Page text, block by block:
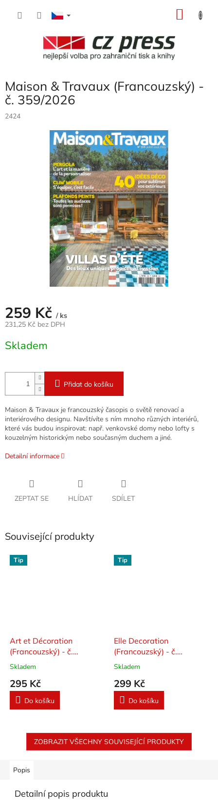
Maison & Travaux (Francouzský) -
č. 359/2026
2424
259 Kč / ks
231,25 Kč bez DPH
cena:
Skladem
Přidat do košíku
Maison & Travaux je francouzský časopis o světě renovací a
interiérového designu. Navštívíte s ním mnoho různých interiérů,
které vás budou inspirovat: např. venkovské domy nebo lofty s
kouzelným historickým nebo současným duchem a jiné.
Detailní informace
ZEPTAT SE HLÍDAT SDÍLET
Související produkty
Tip
Art et Décoration
(Francouzský) - č.
605/2026
Skladem
295 Kč
Do košíku
Tip
Elle Decoration
(Francouzský) - č.
335/2026
Skladem
299 Kč
Do košíku
ZOBRAZIT VŠECHNY SOUVISEJÍCÍ PRODUKTY
Popis
Detailní popis produktu